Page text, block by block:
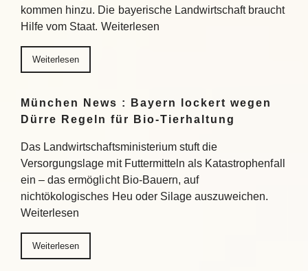
kommen hinzu. Die bayerische Landwirtschaft braucht
Hilfe vom Staat. Weiterlesen
Weiterlesen
München News : Bayern lockert wegen
Dürre Regeln für Bio-Tierhaltung
Das Landwirtschaftsministerium stuft die
Versorgungslage mit Futtermitteln als Katastrophenfall
ein – das ermöglicht Bio-Bauern, auf
nichtökologisches Heu oder Silage auszuweichen.
Weiterlesen
Weiterlesen